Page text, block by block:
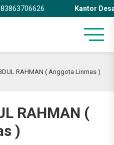
Kantor
RAHMAN ( Anggota Linmas )
RAHMAN (
)